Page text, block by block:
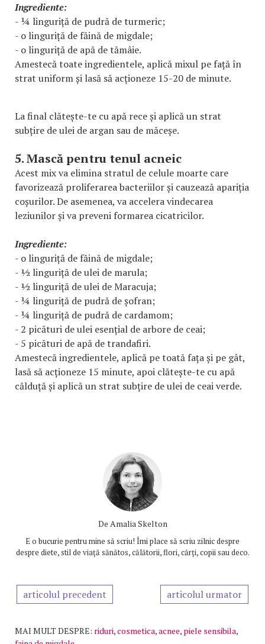
Ingrediente:
- ¼ linguriță de pudră de turmeric;
- o linguriță de făină de migdale;
- o linguriță de apă de tămâie.
Amestecă toate ingredientele, aplică mixul pe față în
strat uniform și lasă să acționeze 15-20 de minute.
La final clătește-te cu apă rece și aplică un strat
subțire de ulei de argan sau de măceșe.
5. Mască pentru tenul acneic
Acest mix va elimina stratul de celule moarte care
favorizează proliferarea bacteriilor și cauzează apariția
coșurilor. De asemenea, va accelera vindecarea
leziunilor și va preveni formarea cicatricilor.
Ingrediente:
- o linguriță de făină de migdale;
- ½ linguriță de ulei de marula;
- ½ linguriță de ulei de Maracuja;
- ¼ linguriță de pudră de șofran;
- ¼ linguriță de pudră de cardamom;
- 2 picături de ulei esențial de arbore de ceai;
- 5 picături de apă de trandafiri.
Amestecă ingredientele, aplică pe toată fața și pe gât,
lasă să acționeze 15 minute, apoi clătește-te cu apă
călduță și aplică un strat subțire de ulei de ceai verde.
De Amalia Skelton
E o bucurie pentru mine să scriu! Îmi place să scriu zilnic despre
despre diete, stil de viață sănătos, călătorii, flori, cărți, copii sau deco.
articolul precedent articolul urmator
MAI MULT DESPRE: riduri,cosmetica,acnee, piele sensibila,